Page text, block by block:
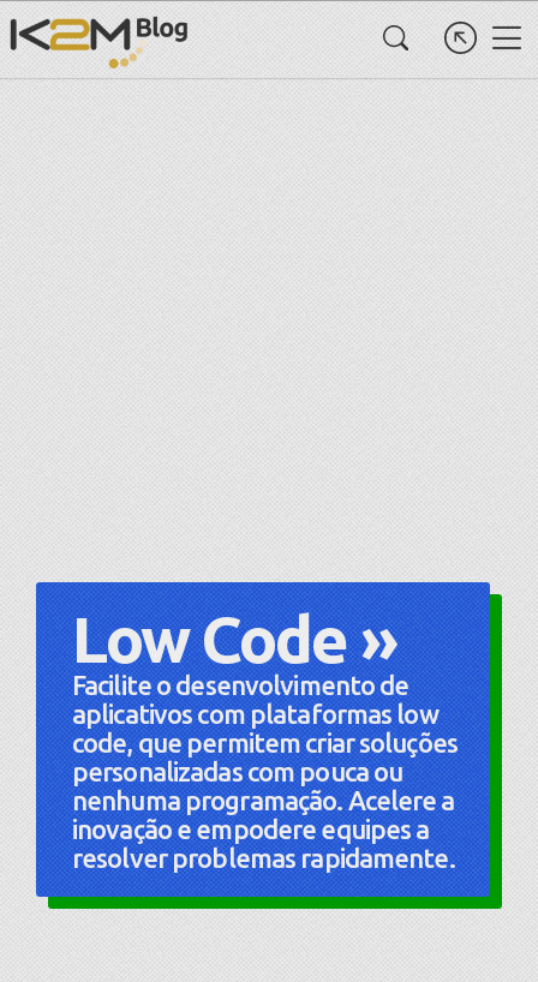
Low Code »
Facilite o desenvolvimento de
aplicativos com plataformas low
code, que permitem criar soluções
personalizadas com pouca ou
nenhuma programação. Acelere a
inovação e empodere equipes a
resolver problemas rapidamente.